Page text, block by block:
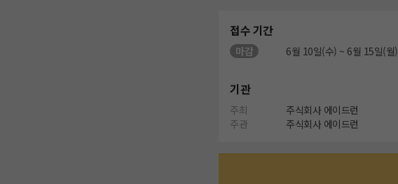
접수 기간
마감 6월 10일(수) ~ 6월 15일(월)
기관
주최
주식회사 에이드런
주관
주식회사 에이드런